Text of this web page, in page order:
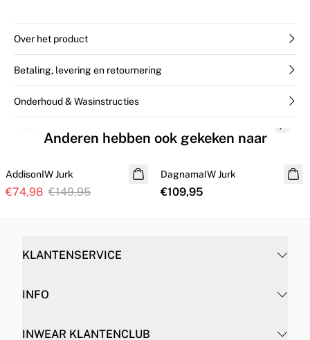
Over het product
Betaling, levering en retournering
Onderhoud & Wasinstructies
Anderen hebben ook gekeken naar
AddisonIW Jurk
€74,98 €149,95
DagnamaIW Jurk
€109,95
Previous slide Next
KLANTENSERVICE
INFO
INWEAR KLANTENCLUB